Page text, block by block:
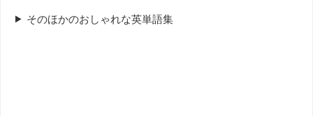
そのほかのおしゃれな英単語集